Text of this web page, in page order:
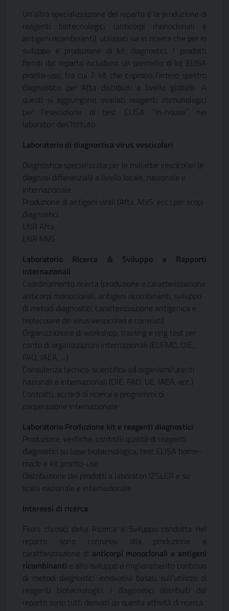
Un’altra specializzazione del reparto è la produzione di
reagenti biotecnologici (anticorpi monoclonali e
antigeni ricombinanti), utilizzati sia in ricerca che per lo
sviluppo e produzione di kit diagnostici. I prodotti
forniti dal reparto includono un pannello di kit ELISA
pronto-uso, tra cui 7 kit che coprono l’intero spettro
diagnostico per Afta distribuiti a livello globale. A
questi si aggiungono svariati reagenti immunologici
per l’esecuzione di test ELISA “in-house” nei
laboratori dell’Istituto.
Laboratorio di diagnostica virus vescicolari
Diagnostica specializzata per le malattie vescicolari (e
diagnosi differenziali) a livello locale, nazionale e
internazionale
Produzione di antigeni virali (Afta, MVS, ecc.) per scopi
diagnostici
LNR Afta
LNR MVS
Laboratorio Ricerca & Sviluppo e Rapporti
internazionali
Coordinamento ricerca (produzione e caratterizzazione
anticorpi monoclonali, antigeni ricombinanti, sviluppo
di metodi diagnostici, caratterizzazione antigenica e
molecolare dei virus vescicolari e correlati)
Organizzazione di workshop, training e ring test per
conto di organizzazioni internazionali (EUFMD, OIE,
FAO, IAEA, …)
Consulenza tecnico-scientifica ad organismi/utenti
nazionali e internazionali (OIE, FAO, UE, IAEA, ecc.)
Contratti, accordi di ricerca e programmi di
cooperazione internazionale
Laboratorio Produzione kit e reagenti diagnostici
Produzione, verifiche, controlli qualità di reagenti
diagnostici su base biotecnologica, test ELISA home-
made e kit pronto-uso
Distribuzione dei prodotti a laboratori IZSLER e su
scala nazionale e internazionale
Interessi di ricerca
Filoni classici della Ricerca e Sviluppo condotta nel
reparto sono connessi alla produzione e
caratterizzazione di anticorpi monoclonali e antigeni
ricombinanti e allo sviluppo e miglioramento continuo
di metodi diagnostici innovativi basati sull’utilizzo di
reagenti biotecnologici. I diagnostici distribuiti dal
reparto sono tutti derivati da questa attività di ricerca.